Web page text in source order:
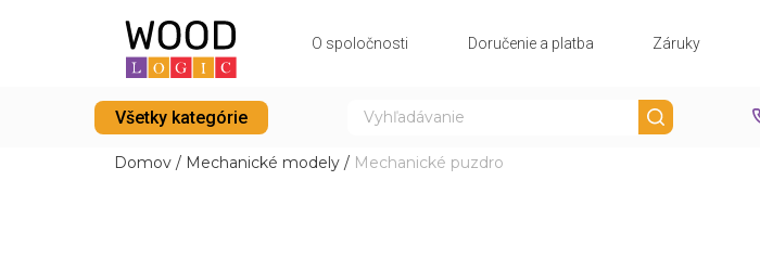
O spoločnosti Doručenie a platba Záruky
Všetky kategórie
Domov / Mechanické modely / Mechanické puzdro